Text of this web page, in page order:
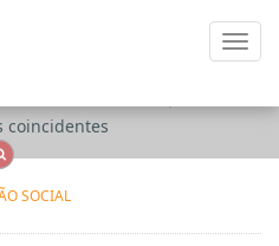
coincidentes
SOCIAL